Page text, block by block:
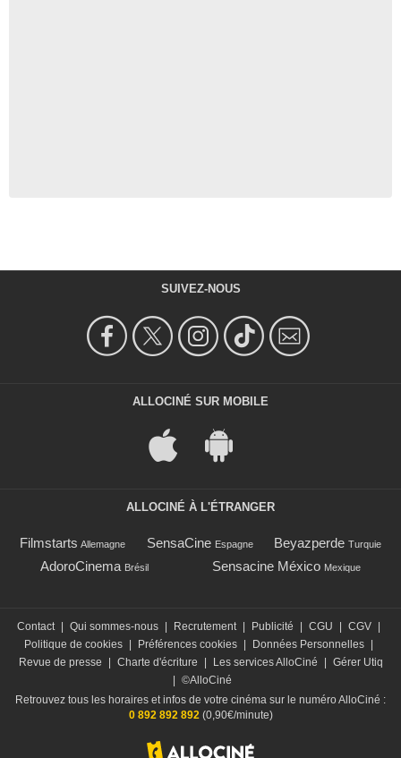
SUIVEZ-NOUS
ALLOCINÉ SUR MOBILE
ALLOCINÉ À L'ÉTRANGER
Filmstarts Allemagne SensaCine Espagne Beyazperde Turquie
AdoroCinema Brésil Sensacine México Mexique
Contact Qui sommes-nous Recrutement Publicité CGU CGV
Politique de cookies
Préférences cookies Données Personnelles
Revue de presse
Charte d'écriture Les services AlloCiné
Gérer Utiq
©AlloCiné
Retrouvez tous les horaires et infos de votre cinéma sur le numéro AlloCiné :
0 892 892 892(0,90€/minute)